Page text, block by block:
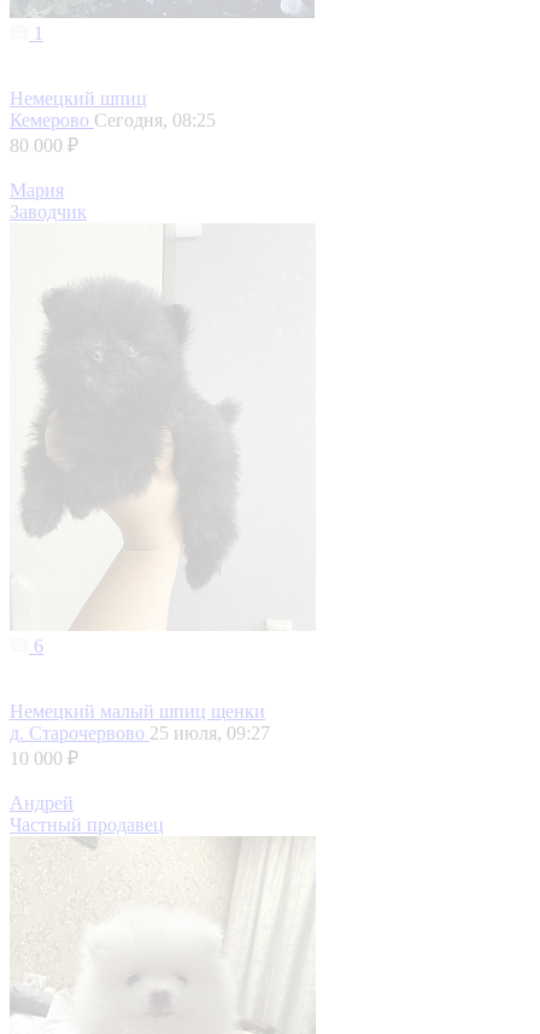
1
Немецкий шпиц
Кемерово Сегодня, 08:25
80 000 ₽
Мария
Заводчик
6
Немецкий малый шпиц щенки
д. Старочервово 25 июля, 09:27
10 000 ₽
Андрей
Частный продавец